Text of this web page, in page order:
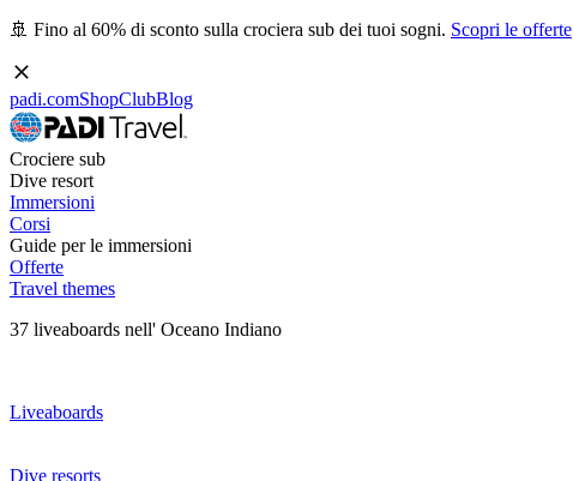
🚢 Fino al 60% di sconto sulla crociera sub dei tuoi sogni. Scopri le offerte
padi.comShopClubBlog
Crociere sub
Dive resort
Immersioni
Corsi
Guide per le immersioni
Offerte
Travel themes
37 liveaboards nell' Oceano Indiano
Liveaboards
Dive resorts